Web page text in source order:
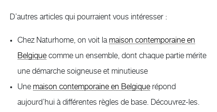
D’autres articles qui pourraient vous intéresser :
Chez Naturhome, on voit la maison contemporaine en
Belgique comme un ensemble, dont chaque partie mérite
une démarche soigneuse et minutieuse
Une maison contemporaine en Belgique répond
aujourd’hui à différentes règles de base. Découvrez-les.